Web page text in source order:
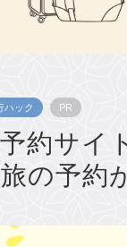
ハック PR
約サイ
の予約